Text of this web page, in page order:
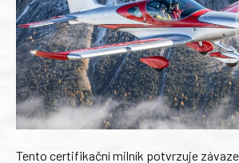
Tento certifikační milník potvrzuje